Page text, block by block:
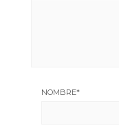
NOMBRE*